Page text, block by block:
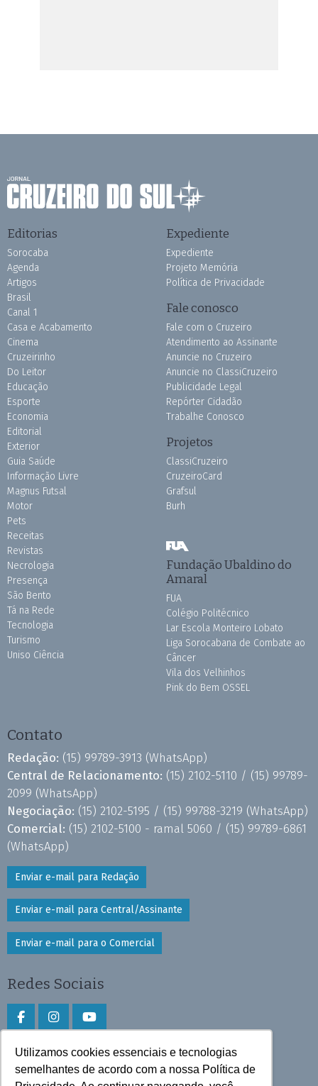
Utilizamos cookies essenciais e tecnologias
semelhantes de acordo com a nossa Política de
Editorias
Sorocaba
Agenda
Artigos
Brasil
Canal 1
Casa e Acabamento
Cinema
Cruzeirinho
Do Leitor
Educação
Esporte
Economia
Editorial
Exterior
Guia Saúde
Informação Livre
Magnus Futsal
Motor
Pets
Receitas
Revistas
Necrologia
Presença
São Bento
Tá na Rede
Tecnologia
Turismo
Uniso Ciência
Expediente
Expediente
Projeto Memória
Política de Privacidade
Fale conosco
Fale com o Cruzeiro
Atendimento ao Assinante
Anuncie no Cruzeiro
Anuncie no ClassiCruzeiro
Publicidade Legal
Repórter Cidadão
Trabalhe Conosco
Projetos
ClassiCruzeiro
CruzeiroCard
Grafsul
Burh
Fundação Ubaldino do
Amaral
FUA
Colégio Politécnico
Lar Escola Monteiro Lobato
Liga Sorocabana de Combate ao
Câncer
Vila dos Velhinhos
Pink do Bem OSSEL
Contato
Redação: (15) 99789-3913 (WhatsApp)
Central de Relacionamento: (15) 2102-5110 / (15) 99789-
2099 (WhatsApp)
Negociação: (15) 2102-5195 / (15) 99788-3219 (WhatsApp)
Comercial: (15) 2102-5100 - ramal 5060 / (15) 99789-6861
(WhatsApp)
Enviar e-mail para Redação
Enviar e-mail para Central/Assinante
Enviar e-mail para o Comercial
Redes Sociais
Faça download do aplicativo